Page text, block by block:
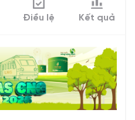
Điều lệ Kết quả